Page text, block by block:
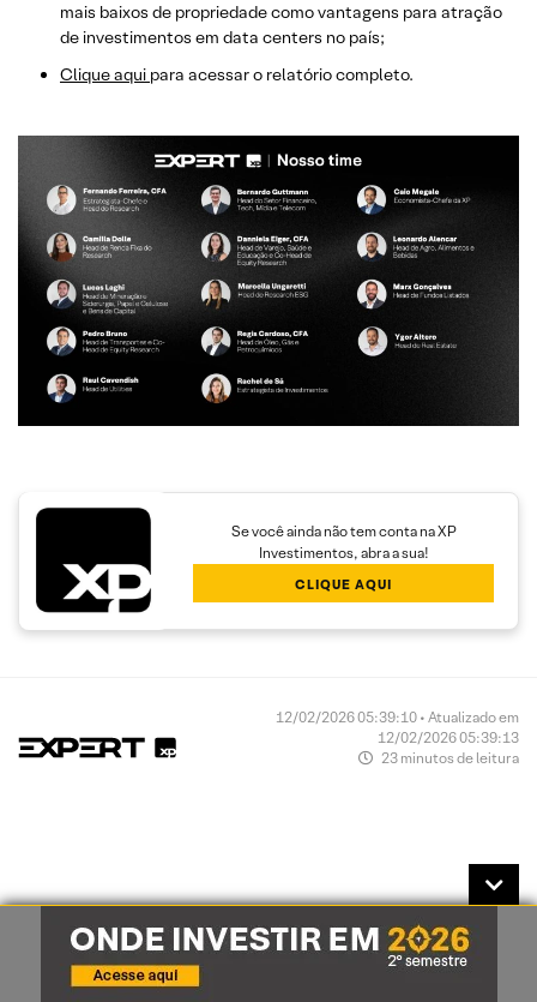
mais baixos de propriedade como vantagens para atração
de investimentos em data centers no país;
Clique aqui para acessar o relatório completo.
Se você ainda não tem conta na XP
Investimentos, abra a sua!
CLIQUE AQUI
12/02/2026 05:39:10 • Atualizado em
12/02/2026 05:39:13
23 minutos de leitura
Avaliação
O quão foi útil este conteúdo pra você?